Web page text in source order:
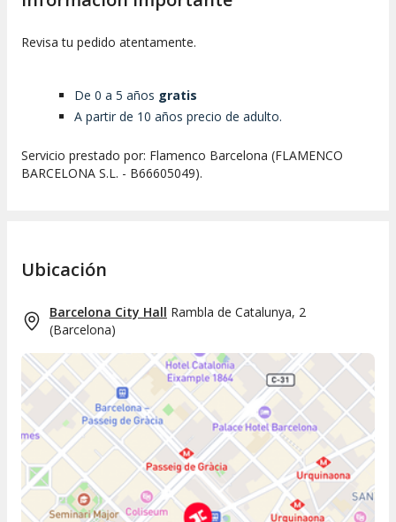
Revisa tu pedido atentamente.
De 0 a 5 años gratis
A partir de 10 años precio de adulto.
Servicio prestado por: Flamenco Barcelona (FLAMENCO
BARCELONA S.L. - B66605049).
Ubicación
Barcelona City Hall Rambla de Catalunya, 2
(Barcelona)